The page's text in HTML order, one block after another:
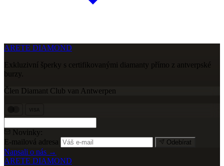
ARETE DIAMOND
Exkluzivní šperky s certifikovanými diamanty přímo z antverpské
burzy.
Člen Diamant Club van Antwerpen
Novinky:
E-mailová adresa
Odebírat
Napsali o nás →
ARETE DIAMOND